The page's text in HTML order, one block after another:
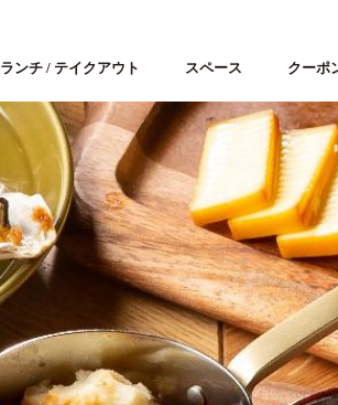
ランチ / テイクアウト スペース クーポ